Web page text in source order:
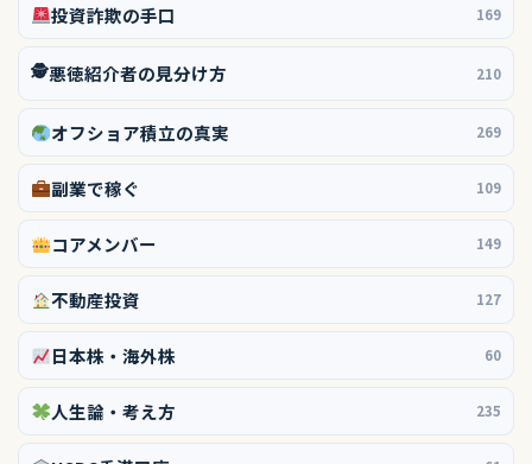
投資詐欺の手口 169
🕵️悪徳紹介者の見分け方 210
オフショア積立の真実 269
副業で稼ぐ 109
コアメンバー 149
不動産投資 127
日本株・海外株 60
人生論・考え方 235